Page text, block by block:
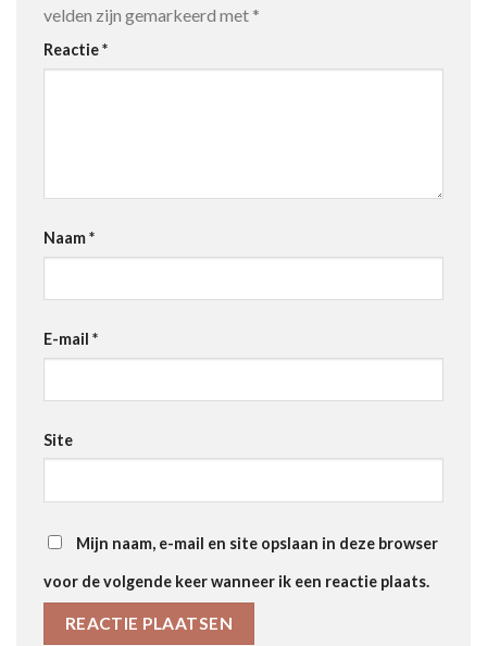
velden zijn gemarkeerd met *
Reactie*
Naam*
E-mail *
Site
Mijn naam, e-mail en site opslaan in deze browser
voor de volgende keer wanneer ik een reactie plaats.